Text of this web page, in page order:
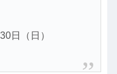
日（日）